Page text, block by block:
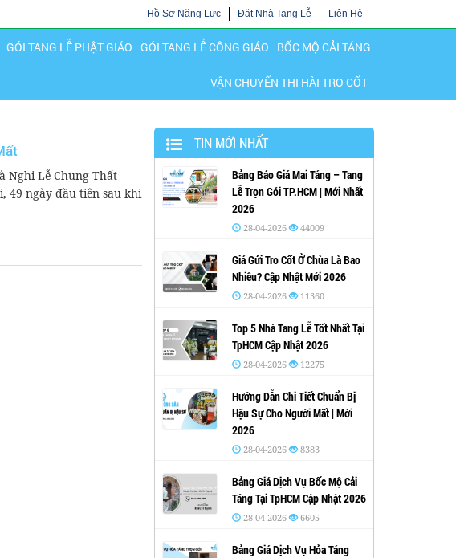
Hồ Sơ Năng Lực Đặt Nhà Tang Lễ Liên Hệ
GÓI TANG LỄ PHẬT GIÁO GÓI TANG LỄ CÔNG GIÁO BỐC MỘ CẢI TÁNG
VẬN CHUYỂN THI HÀI TRO CỐT
Nghi Lễ Chung Thất
49 ngày đầu tiên sau khi
TIN MỚI NHẤT
Bảng Báo Giá Mai Táng – Tang
Lễ Trọn Gói TP.HCM | Mới Nhất
2026
28-04-2026 44009
Giá Gửi Tro Cốt Ở Chùa Là Bao
Nhiêu? Cập Nhật Mới 2026
28-04-2026 11360
Top 5 Nhà Tang Lễ Tốt Nhất Tại
TpHCM Cập Nhật 2026
28-04-2026 12275
Hướng Dẫn Chi Tiết Chuẩn Bị
Hậu Sự Cho Người Mất | Mới
2026
28-04-2026 8383
Bảng Giá Dịch Vụ Bốc Mộ Cải
Táng Tại TpHCM Cập Nhật 2026
28-04-2026 6605
Bảng Giá Dịch Vụ Hỏa Táng